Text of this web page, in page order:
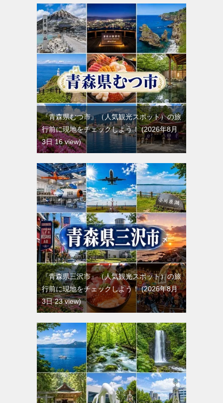
『青森県むつ市』（人気観光スポット）の旅
行前に現地をチェックしよう！ 2026年8月
3日 16 view
『青森県三沢市』（人気観光スポット）の旅
行前に現地をチェックしよう！ 2026年8月
3日 23 view